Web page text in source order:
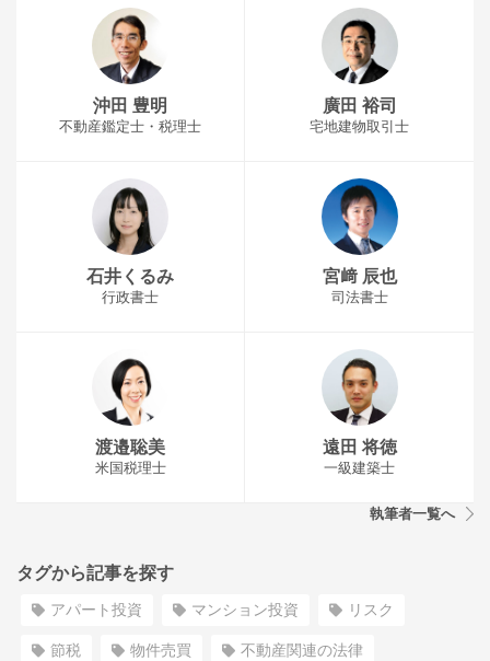
沖田 豊明
不動産鑑定士・税理士
廣田 裕司
宅地建物取引士
石井くるみ
行政書士
宮﨑 辰也
司法書士
渡邉聡美
米国税理士
遠田 将徳
一級建築士
執筆者一覧へ
タグから記事を探す
アパート投資 マンション投資 リスク
節税 物件売買 不動産関連の法律